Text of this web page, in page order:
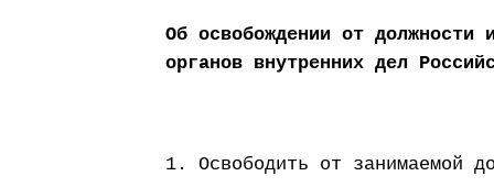
Об освобождении от должности
органов внутренних дел
1. Освободить от занимаемой